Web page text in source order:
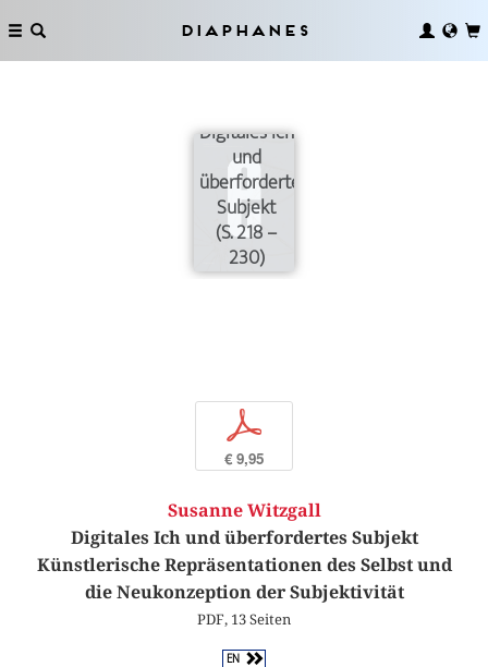
Diaphanes
Digitales Ich
und
überfordertes
Subjekt
(S. 218 –
230)
p
€ 9,95
Susanne Witzgall
Digitales Ich und überfordertes Subjekt
Künstlerische Repräsentationen des Selbst und
die Neukonzeption der Subjektivität
PDF, 13 Seiten
EN